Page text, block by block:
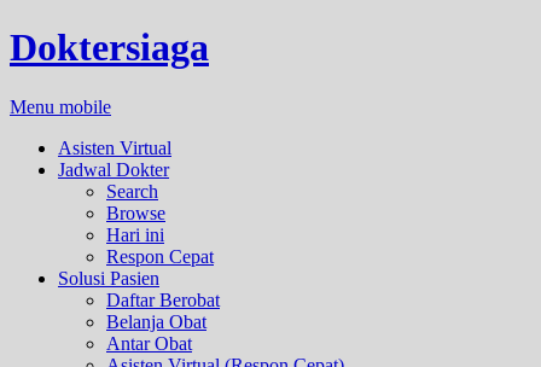
Doktersiaga
Menu mobile
Asisten Virtual
Jadwal Dokter
Search
Browse
Hari ini
Respon Cepat
Solusi Pasien
Daftar Berobat
Belanja Obat
Antar Obat